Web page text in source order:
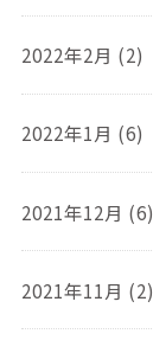
2022年2月 (2)
2022年1月 (6)
2021年12月 (6)
2021年11月 (2)